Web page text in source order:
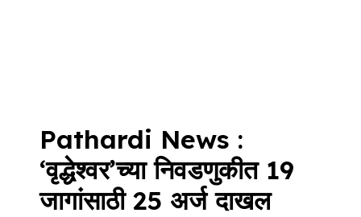
Pathardi News :
‘वृद्धेश्वर’च्या निवडणुकीत 19
जागांसाठी 25 अर्ज दाखल